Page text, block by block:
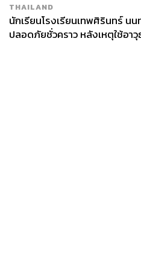
THAILAND
นักเรียนโรงเรียนเทพศิรินทร์ น
ปลอดภัยชั่วคราว หลังเหตุใช้อาวุ